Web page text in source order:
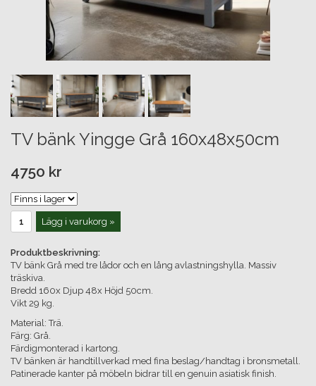
TV bänk Yingge Grå 160x48x50cm
4750 kr
Lägg i varukorg »
Produktbeskrivning:
TV bänk Grå med tre lådor och en lång avlastningshylla. Massiv
träskiva.
Bredd 160x Djup 48x Höjd 50cm.
Vikt 29 kg.
Material: Trä.
Färg: Grå.
Färdigmonterad i kartong.
TV bänken är handtillverkad med fina beslag/handtag i bronsmetall.
Patinerade kanter på möbeln bidrar till en genuin asiatisk finish.